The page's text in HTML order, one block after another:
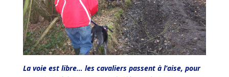
La voie est libre… les cavaliers passent à l’aise, pour